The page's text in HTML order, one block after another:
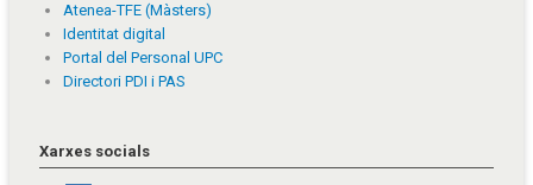
Atenea-TFE (Màsters)
Identitat digital
Portal del Personal UPC
Directori PDI i PAS
Xarxes socials